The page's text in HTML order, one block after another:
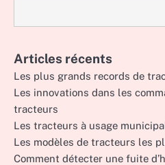
Articles récents
Les plus grands records de
Les innovations dans les
tracteurs
Les tracteurs à usage
Les modèles de tracteurs les
Comment détecter une fuite